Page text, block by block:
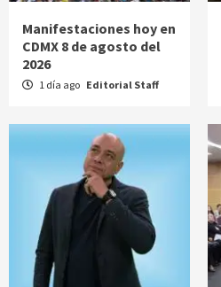
Manifestaciones hoy en
CDMX 8 de agosto del
2026
1 día ago Editorial Staff